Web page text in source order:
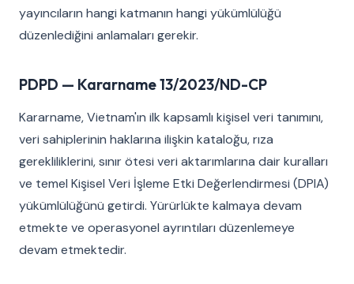
yayıncıların hangi katmanın hangi yükümlülüğü
düzenlediğini anlamaları gerekir.
PDPD — Kararname 13/2023/ND-CP
Kararname, Vietnam'ın ilk kapsamlı kişisel veri tanımını,
veri sahiplerinin haklarına ilişkin kataloğu, rıza
gerekliliklerini, sınır ötesi veri aktarımlarına dair kuralları
ve temel Kişisel Veri İşleme Etki Değerlendirmesi (DPIA)
yükümlülüğünü getirdi. Yürürlükte kalmaya devam
etmekte ve operasyonel ayrıntıları düzenlemeye
devam etmektedir.